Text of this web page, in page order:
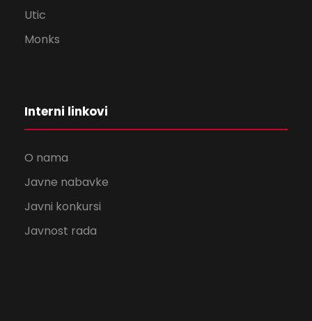
Utic
Monks
Interni linkovi
O nama
Javne nabavke
Javni konkursi
Javnost rada